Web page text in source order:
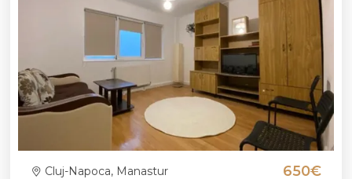
Cluj-Napoca, Manastur 650€